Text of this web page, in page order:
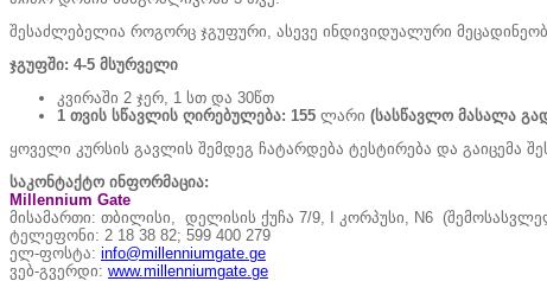
შესაძლებელია როგორც ჯგუფური, ასევე ინდივიდუალური
ჯგუფში: 4-5 მსურველი
კვირაში 2 ჯერ, 1 სთ და 30წთ
1 თვის სწავლის ღირებულება: 155 ლარი (სასწავლო მასალა
ყოველი კურსის გავლის შემდეგ ჩატარდება ტესტირება და გაიცემა
საკონტაქტო ინფორმაცია:
Millennium Gate
მისამართი: თბილისი, დელისის ქუჩა 7/9, I კორპუსი, N6
ტელეფონი: 2 18 38 82; 599 400 279
ელ-ფოსტა: info@millenniumgate.ge
ვებ-გვერდი: www.millenniumgate.ge